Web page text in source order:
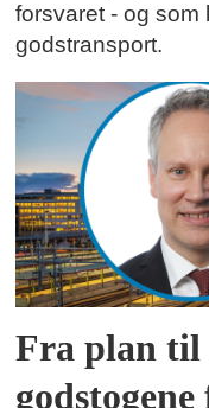
forsvaret - og som
godstransport.
Fra plan til